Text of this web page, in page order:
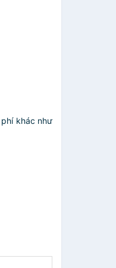
khác như